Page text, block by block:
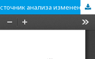
Документальный материал как источник анализа изменений женского костюма